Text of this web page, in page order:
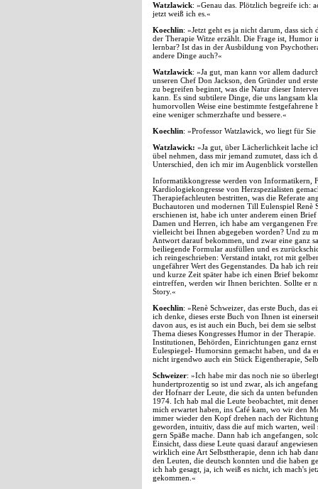
Watzlawick: »Genau das. Plötzlich begreife ich:
jetzt weiß ich es.«
Koechlin: »Jetzt geht es ja nicht darum, dass
der Therapie Witze erzählt. Die Frage ist, Humor
lernbar? Ist das in der Ausbildung von
andere Dinge auch?«
Watzlawick: »Ja gut, man kann vor allem
unseren Chef Don Jackson, den Gründer und
zu begreifen beginnt, was die Natur dieser
kann. Es sind subtilere Dinge, die uns langsam
humorvollen Weise eine bestimmte
eine weniger schmerzhafte und bessere.«
Koechlin: »Professor Watzlawick, wo liegt für
Watzlawick: »Ja gut, über Lächerlichkeit lache
übel nehmen, dass mir jemand zumutet, dass
Unterschied, den ich mir im Augenblick
Informatikkongresse werden von Informatikern,
Kardiologiekongresse von Herzspezialisten
Therapiefachleuten bestritten, was die Referate
Buchautoren und modernen Till Eulenspiel Renè
erschienen ist, habe ich unter anderem einen
Damen und Herren, ich habe am vergangenen
vielleicht bei Ihnen abgegeben worden? Und zu
Antwort darauf bekommen, und zwar eine ganz
beiliegende Formular ausfüllen und es
ich reingeschrieben: Verstand intakt, rot mit
ungefährer Wert des Gegenstandes. Da hab ich
und kurze Zeit später habe ich einen Brief
eintreffen, werden wir Ihnen berichten. Sollte er
Story.«
Koechlin: »Renè Schweizer, das erste Buch, das
ich denke, dieses erste Buch von Ihnen ist
davon aus, es ist auch ein Buch, bei dem sie
Thema dieses Kongresses Humor in der
Institutionen, Behörden, Einrichtungen ganz
Eulespiegel- Humorsinn gemacht haben, und da
nicht irgendwo auch ein Stück Eigentherapie,
Schweizer: »Ich habe mir das noch nie so
hundertprozentig so ist und zwar, als ich
der Hofnarr der Leute, die sich da unten
1974. Ich hab mal die Leute beobachtet, mit
mich erwartet haben, ins Café kam, wo wir den
immer wieder den Kopf drehen nach der
geworden, intuitiv, dass die auf mich warten,
gern Späße mache. Dann hab ich angefangen,
Einsicht, dass diese Leute quasi darauf
wirklich eine Art Selbsttherapie, denn ich hab
den Leuten, die deutsch konnten und die haben
ich hab gesagt, ja, ich weiß es nicht, ich mach's
gekommen.«